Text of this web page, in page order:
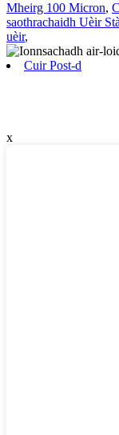
Mheirg 100 Micron,
saothrachaidh Uèir
uèir,
Cuir Post-d
x